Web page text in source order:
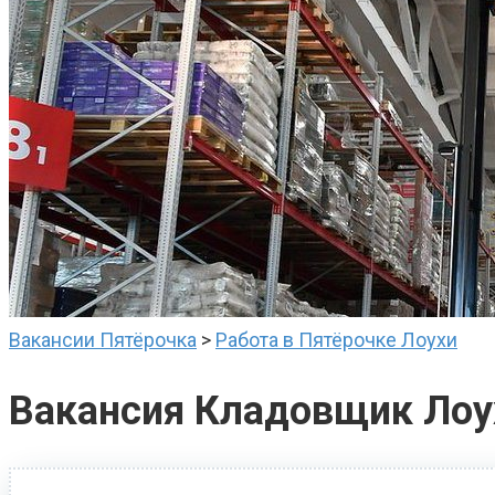
Вакансии Пятёрочка > Работа в Пятёрочке Лоухи
Вакансия Кладовщик